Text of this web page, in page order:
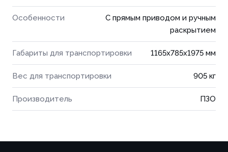
Особенности
С прямым приводом и ручным
раскрытием
Габариты для транспортировки 1165x785x1975 мм
Вес для транспортировки 905 кг
Производитель ПЗО